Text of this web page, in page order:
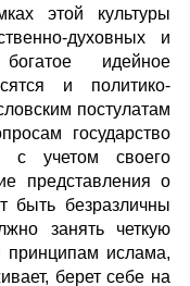
этой культуры
духовных и
идейное
и политико-
постулатам
государство
с учетом своего
представления о
быть безразличны
занять четкую
ислама,
берет себе на